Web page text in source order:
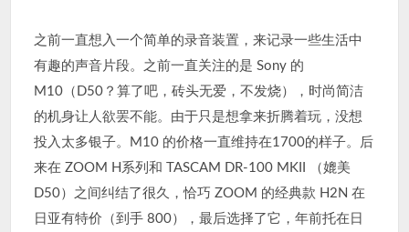
之前一直想入一个简单的录音装置，来记录一些生活中
有趣的声音片段。之前一直关注的是 Sony 的
M10（D50？算了吧，砖头无爱，不发烧），时尚简洁
的机身让人欲罢不能。由于只是想拿来折腾着玩，没想
投入太多银子。M10 的价格一直维持在1700的样子。后
来在 ZOOM H系列和 TASCAM DR-100 MKII （媲美
D50）之间纠结了很久，恰巧 ZOOM 的经典款 H2N 在
日亚有特价（到手 800），最后选择了它，年前托在日